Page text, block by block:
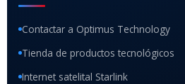
Contactar a Optimus Technology
Tienda de productos tecnológicos
Internet satelital Starlink